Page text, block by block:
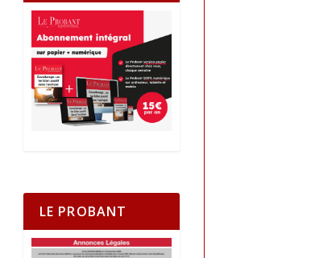
LE PROBANT